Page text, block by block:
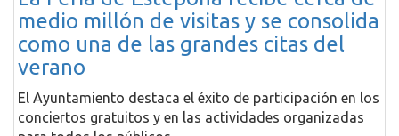
medio millón de visitas y se consolida
como una de las grandes citas del
verano
El Ayuntamiento destaca el éxito de participación en los
conciertos gratuitos y en las actividades organizadas